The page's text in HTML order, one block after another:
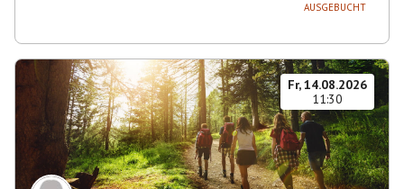
AUSGEBUCHT
Fr, 14.08.2026
11:30